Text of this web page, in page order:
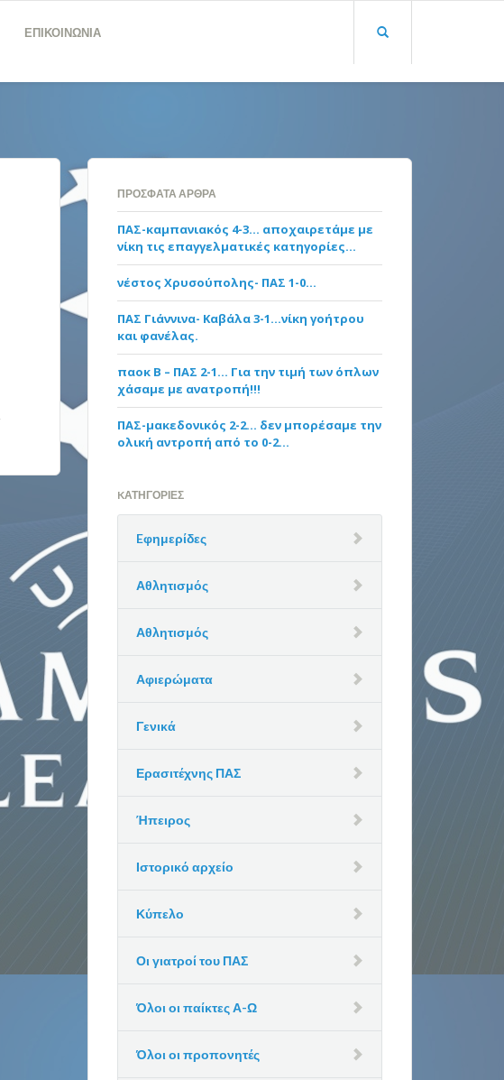
ΕΠΙΚΟΙΝΩΝΙΑ
ΠΡΌΣΦΑΤΑ ΆΡΘΡΑ
ΠΑΣ-καμπανιακός 4-3… αποχαιρετάμε με
νίκη τις επαγγελματικές κατηγορίες…
νέστος Χρυσούπολης- ΠΑΣ 1-0…
ΠΑΣ Γιάννινα- Καβάλα 3-1…νίκη γοήτρου
και φανέλας.
παοκ Β – ΠΑΣ 2-1… Για την τιμή των όπλων
χάσαμε με ανατροπή!!!
ΠΑΣ-μακεδονικός 2-2… δεν μπορέσαμε την
ολική αντροπή από το 0-2…
KΑΤΗΓΟΡΊΕΣ
Eφημερίδες
Αθλητισμός
Αθλητισμός
Αφιερώματα
Γενικά
Ερασιτέχνης ΠΑΣ
Ήπειρος
Ιστορικό αρχείο
Κύπελο
Οι γιατροί του ΠΑΣ
Όλοι οι παίκτες Α-Ω
Όλοι οι προπονητές